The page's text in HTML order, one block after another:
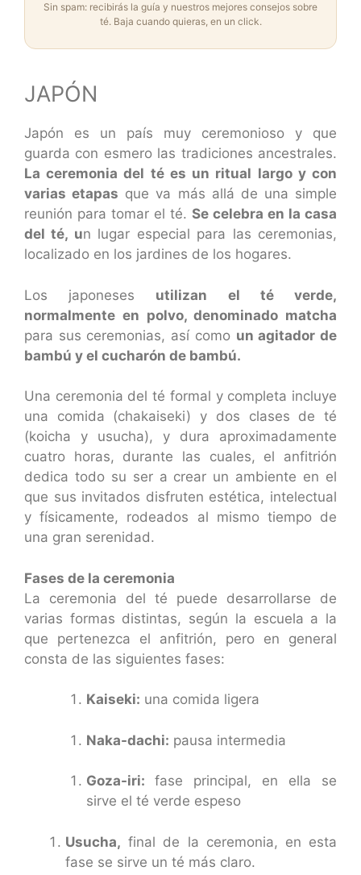
Sin spam: recibirás la guía y nuestros mejores consejos sobre
té. Baja cuando quieras, en un click.
JAPÓN
Japón es un país muy ceremonioso y que
guarda con esmero las tradiciones ancestrales.
La ceremonia del té es un ritual largo y con
varias etapas que va más allá de una simple
reunión para tomar el té. Se celebra en la casa
del té, un lugar especial para las ceremonias,
localizado en los jardines de los hogares.
Los japoneses utilizan el té verde,
normalmente en polvo, denominado matcha
para sus ceremonias, así como un agitador de
bambú y el cucharón de bambú.
Una ceremonia del té formal y completa incluye
una comida (chakaiseki) y dos clases de té
(koicha y usucha), y dura aproximadamente
cuatro horas, durante las cuales, el anfitrión
dedica todo su ser a crear un ambiente en el
que sus invitados disfruten estética, intelectual
y físicamente, rodeados al mismo tiempo de
una gran serenidad.
Fases de la ceremonia
La ceremonia del té puede desarrollarse de
varias formas distintas, según la escuela a la
que pertenezca el anfitrión, pero en general
consta de las siguientes fases:
Kaiseki: una comida ligera
Naka-dachi: pausa intermedia
Goza-iri: fase principal, en ella se
sirve el té verde espeso
Usucha, final de la ceremonia, en esta
fase se sirve un té más claro.